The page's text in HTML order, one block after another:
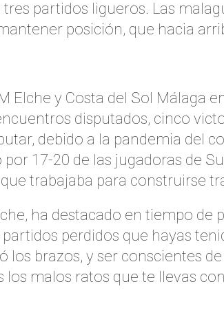
partidos ligueros. Las
posición, que hacia
y Costa del Sol Málaga
disputados, cinco
debido a la pandemia del
17-20 de las jugadoras de
trabajaba para construirse
ha destacado en tiempo de
perdidos que hayas
los brazos, y ser conscientes
malos ratos que te llevas